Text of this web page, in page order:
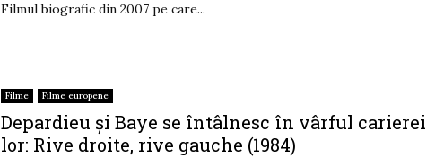
Filmul biografic din 2007 pe care...
Filme Filme europene
Depardieu și Baye se întâlnesc în vârful carierei
lor: Rive droite, rive gauche (1984)